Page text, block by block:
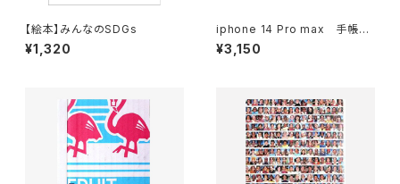
【絵本】みんなのSDGs
¥1,320
iphone 14 Pro max 手帳型
携帯ケース
¥3,150